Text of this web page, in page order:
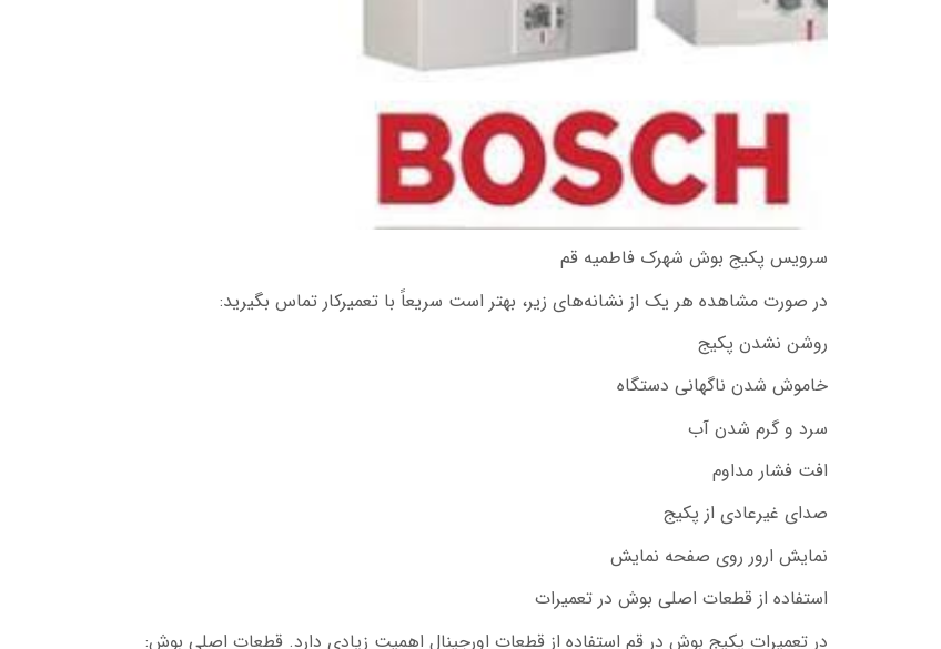
سرویس پکیج بوش شهرک فاطمیه قم
در صورت مشاهده هر یک از نشانه‌های زیر، بهتر است سریعاً با تعمیرکار تماس بگیرید:
روشن نشدن پکیج
خاموش شدن ناگهانی دستگاه
سرد و گرم شدن آب
افت فشار مداوم
صدای غیرعادی از پکیج
نمایش ارور روی صفحه نمایش
استفاده از قطعات اصلی بوش در تعمیرات
در تعمیرات پکیج بوش در قم استفاده از قطعات اورجینال اهمیت زیادی دارد. قطعات اصلی بوش: